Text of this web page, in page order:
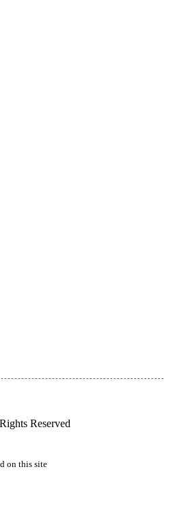
Reserved
on this site